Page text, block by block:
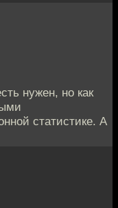
нужен, но как
статистике. А